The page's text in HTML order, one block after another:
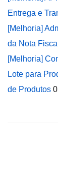
Entrega e
[Melhoria]
da Nota
[Melhoria]
Lote para
de Produtos